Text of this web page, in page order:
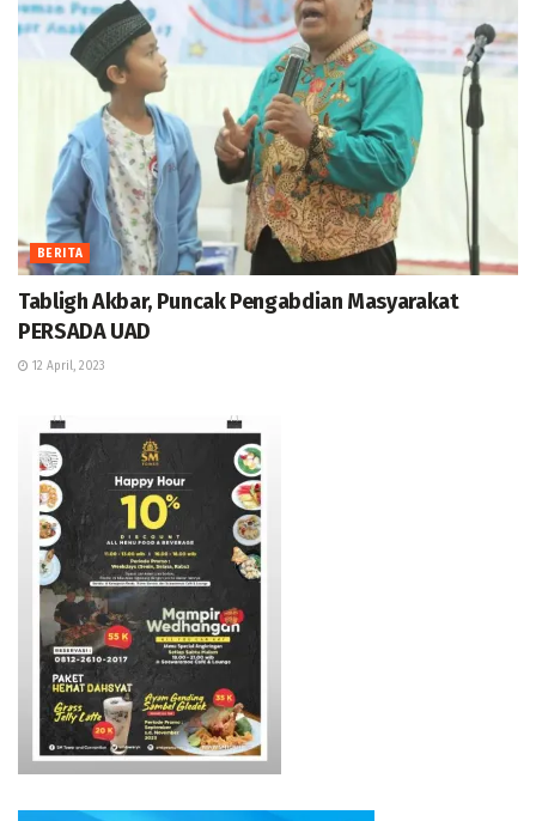
BERITA
Tabligh Akbar, Puncak Pengabdian Masyarakat
PERSADA UAD
12 April, 2023